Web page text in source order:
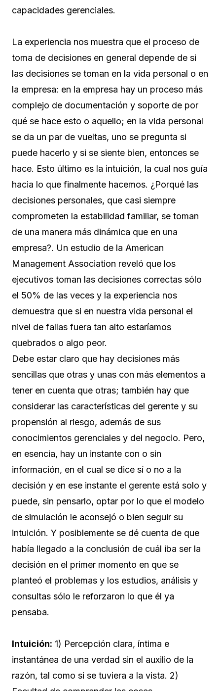
capacidades gerenciales.
La experiencia nos muestra que el proceso de
toma de decisiones en general depende de si
las decisiones se toman en la vida personal o en
la empresa: en la empresa hay un proceso más
complejo de documentación y soporte de por
qué se hace esto o aquello; en la vida personal
se da un par de vueltas, uno se pregunta si
puede hacerlo y si se siente bien, entonces se
hace. Esto último es la intuición, la cual nos guía
hacia lo que finalmente hacemos. ¿Porqué las
decisiones personales, que casi siempre
comprometen la estabilidad familiar, se toman
de una manera más dinámica que en una
empresa?. Un estudio de la American
Management Association reveló que los
ejecutivos toman las decisiones correctas sólo
el 50% de las veces y la experiencia nos
demuestra que si en nuestra vida personal el
nivel de fallas fuera tan alto estaríamos
quebrados o algo peor.
Debe estar claro que hay decisiones más
sencillas que otras y unas con más elementos a
tener en cuenta que otras; también hay que
considerar las características del gerente y su
propensión al riesgo, además de sus
conocimientos gerenciales y del negocio. Pero,
en esencia, hay un instante con o sin
información, en el cual se dice sí o no a la
decisión y en ese instante el gerente está solo y
puede, sin pensarlo, optar por lo que el modelo
de simulación le aconsejó o bien seguir su
intuición. Y posiblemente se dé cuenta de que
había llegado a la conclusión de cuál iba ser la
decisión en el primer momento en que se
planteó el problemas y los estudios, análisis y
consultas sólo le reforzaron lo que él ya
pensaba.
Intuición: 1) Percepción clara, íntima e
instantánea de una verdad sin el auxilio de la
razón, tal como si se tuviera a la vista. 2)